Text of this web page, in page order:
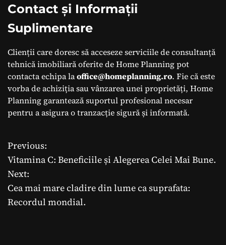
Contact și Informații
Suplimentare
Clienții care doresc să acceseze serviciile de consultanță
tehnică imobiliară oferite de Home Planning pot
contacta echipa laoffice@homeplanning.ro. Fie că este
vorba de achiziția sau vânzarea unei proprietăți, Home
Planning garantează suportul profesional necesar
pentru a asigura o tranzacție sigură și informată.
N
a
v
Previous:
Vitamina C: Beneficiile și Alegerea Celei Mai Bune.
Next:
Cea mai mare cladire din lume ca suprafata:
Recordul mondial.